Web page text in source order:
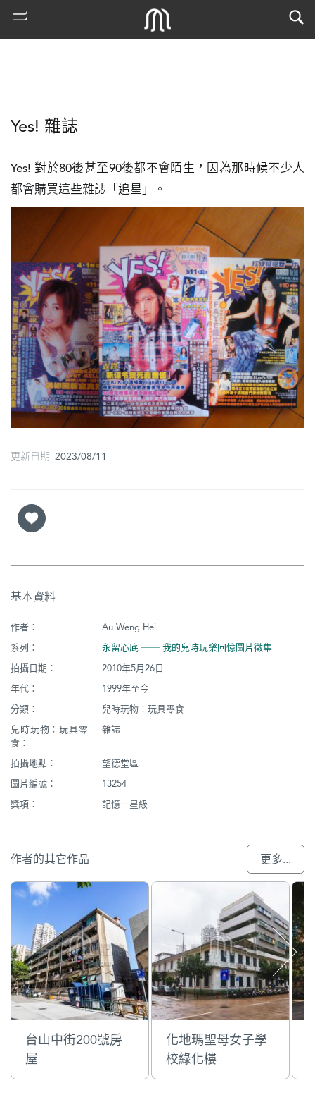
古
地
圖
媽
閣
寺
廟
巴
街
Yes! 雜誌
Yes! 對於80後甚至90後都不會陌生，因為那時候不少人
都會購買這些雜誌「追星」。
更新日期 2023/08/11
基本資料
作者：
Au Weng Hei
系列：
永留心底 ── 我的兒時玩樂回憶圖片徵集
拍攝日期：
2010年5月26日
年代：
1999年至今
分類：
兒時玩物︰玩具零食
兒時玩物︰玩具零
食：
雜誌
拍攝地點：
望德堂區
圖片編號：
13254
獎項：
記憶一星級
作者的其它作品 更多...
台山中街200號房
屋
化地瑪聖母女子學
校綠化樓